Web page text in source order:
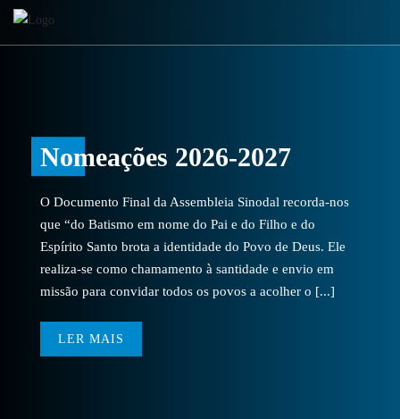
Nomeações 2026-2027
O Documento Final da Assembleia Sinodal recorda-nos
que “do Batismo em nome do Pai e do Filho e do
Espírito Santo brota a identidade do Povo de Deus. Ele
realiza-se como chamamento à santidade e envio em
missão para convidar todos os povos a acolher o [...]
LER MAIS